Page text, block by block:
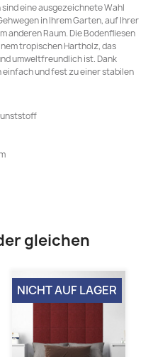
eine ausgezeichnete Wahl
in Ihrem Garten, auf Ihrer
anderen Raum. Die Bodenfliesen
tropischen Hartholz, das
umweltfreundlich ist. Dank
einfach und fest zu einer stabilen
gleichen
NICHT AUF LAGER